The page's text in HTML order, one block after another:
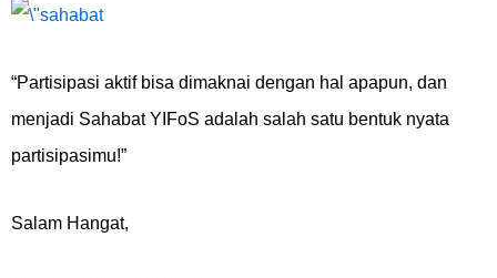
“Partisipasi aktif bisa dimaknai dengan hal apapun, dan
menjadi Sahabat YIFoS adalah salah satu bentuk nyata
partisipasimu!”
Salam Hangat,